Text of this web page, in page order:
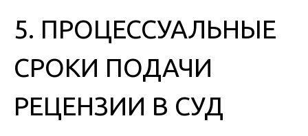
5. ПРОЦЕССУАЛЬНЫЕ
СРОКИ ПОДАЧИ
РЕЦЕНЗИИ В СУД